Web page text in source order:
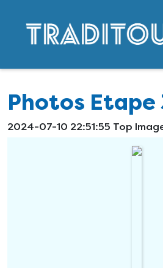
Photos Etape
2024-07-10 22:51:55 Top